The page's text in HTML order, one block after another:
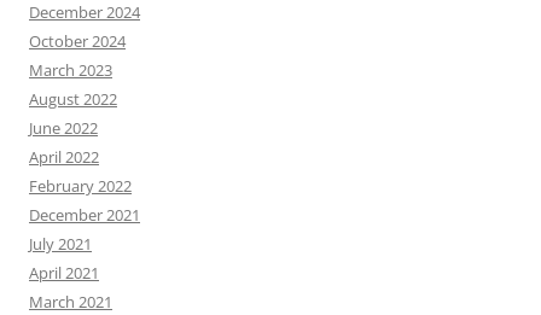
December 2024
October 2024
March 2023
August 2022
June 2022
April 2022
February 2022
December 2021
July 2021
April 2021
March 2021